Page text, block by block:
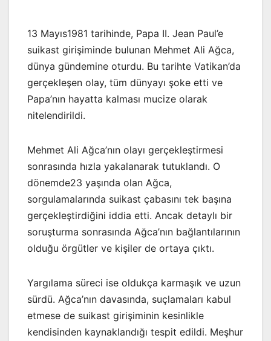
13 Mayıs1981 tarihinde, Papa II. Jean Paul’e
suikast girişiminde bulunan Mehmet Ali Ağca,
dünya gündemine oturdu. Bu tarihte Vatikan’da
gerçekleşen olay, tüm dünyayı şoke etti ve
Papa’nın hayatta kalması mucize olarak
nitelendirildi.
Mehmet Ali Ağca’nın olayı gerçekleştirmesi
sonrasında hızla yakalanarak tutuklandı. O
dönemde23 yaşında olan Ağca,
sorgulamalarında suikast çabasını tek başına
gerçekleştirdiğini iddia etti. Ancak detaylı bir
soruşturma sonrasında Ağca’nın bağlantılarının
olduğu örgütler ve kişiler de ortaya çıktı.
Yargılama süreci ise oldukça karmaşık ve uzun
sürdü. Ağca’nın davasında, suçlamaları kabul
etmese de suikast girişiminin kesinlikle
kendisinden kaynaklandığı tespit edildi. Meşhur